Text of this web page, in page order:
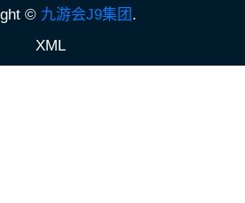
© 九游会J9集团 .
XML